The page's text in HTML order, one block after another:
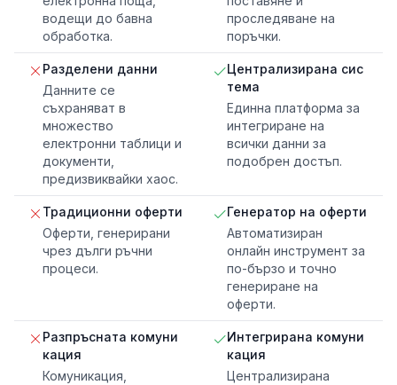
водещи до бавна
обработка.
проследяване на
поръчки.
Разделени данни
Данните се
съхраняват в
множество
електронни таблици и
документи,
предизвиквайки хаос.
Централизирана сис
тема
Единна платформа за
интегриране на
всички данни за
подобрен достъп.
Традиционни оферти
Оферти, генерирани
чрез дълги ръчни
процеси.
Генератор на оферти
Автоматизиран
онлайн инструмент за
по-бързо и точно
генериране на
оферти.
Разпръсната комуни
кация
Комуникация,
Интегрирана комуни
кация
Централизирана